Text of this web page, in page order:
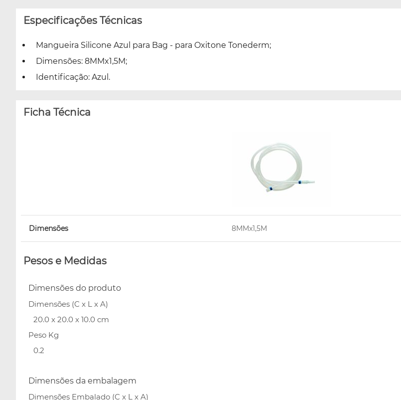
Especificações Técnicas
Mangueira Silicone Azul para Bag - para Oxitone Tonederm;
Dimensões: 8MMx1,5M;
Identificação: Azul.
Ficha Técnica
Dimensões 8MMx1,5M
Pesos e Medidas
Dimensões do produto
Dimensões (C x L x A)
20.0 x 20.0 x 10.0 cm
Peso Kg
0.2
Dimensões da embalagem
Dimensões Embalado (C x L x A)